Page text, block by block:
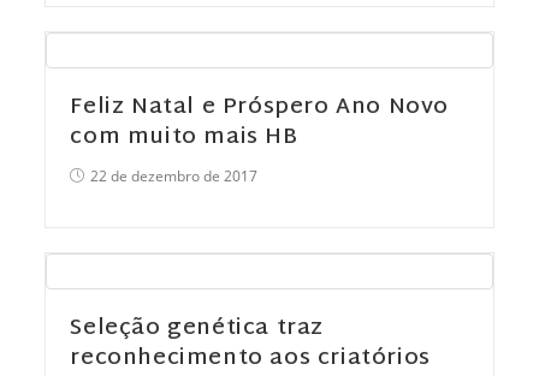
Feliz Natal e Próspero Ano Novo
com muito mais HB
22 de dezembro de 2017
Seleção genética traz
reconhecimento aos criatórios